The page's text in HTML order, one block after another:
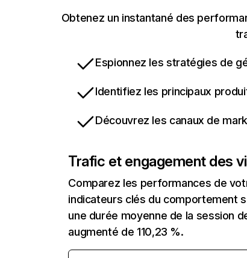
Obtenez un instantané des
Espionnez les stratégies de
Identifiez les principaux
Découvrez les canaux de
Trafic et engagement des
Comparez les performances de
indicateurs clés du comportement
une durée moyenne de la session
augmenté de 110,23 %.